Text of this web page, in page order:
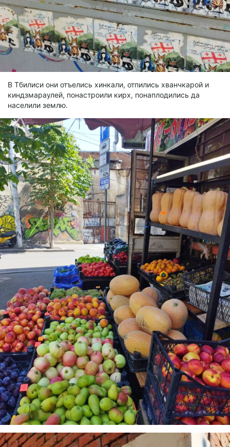
В Тбилиси они отъелись хинкали, отпились хванчкарой и
киндзмараулей, понастроили кирх, понаплодились да
населили землю.